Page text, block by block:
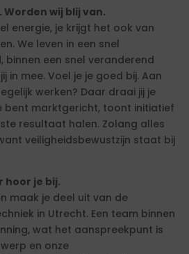
wij blij van.
energie, je krijgt het ook van
We leven in een snel
binnen een snel veranderend
in mee. Voel je je goed bij. Aan
werken? Daar draai jij je
bent marktgericht, toont initiatief
resultaat halen. Zolang alles
veiligheidsbewustzijn staat bij
hoor je bij.
maak je deel uit van de
in Utrecht. Een team binnen
wat het aanspreekpunt is
en onze